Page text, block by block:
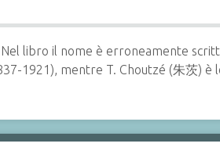
Nel libro il nome è erroneamente
1921), mentre T. Choutzé (朱茨) è